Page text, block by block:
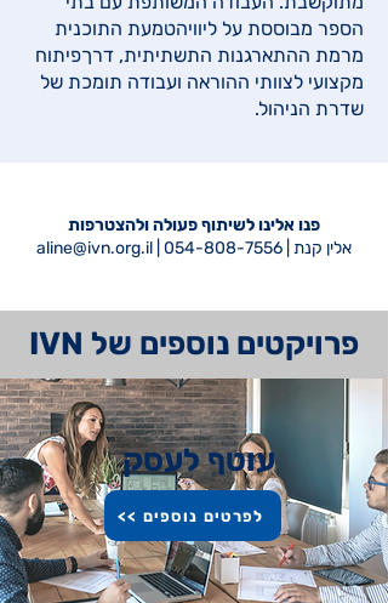
הספר מבוססת על ליוויהטמעת התוכנית
מרמת ההתארגנות התשתיתית, דרךפיתוח
מקצועי לצוותי ההוראה ועבודה תומכת של
שדרת הניהול.
פנו אלינו לשיתוף פעולה ולהצטרפות
אלין קנת | 054-808-7556
aline@ivn.org.il
פרויקטים נוספים של IVN
<< לפרטים נוספים
עוטף לעסק